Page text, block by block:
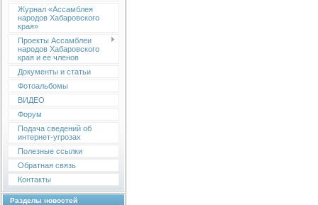
Журнал «Ассамблея
народов Хабаровского
края»
Проекты Ассамблеи
народов Хабаровского
края и ее членов
Документы и статьи
Фотоальбомы
ВИДЕО
Форум
Подача сведений об
интернет-угрозах
Полезные ссылки
Обратная связь
Контакты
Разделы новостей